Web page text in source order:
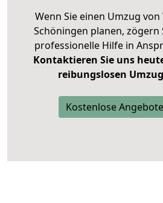
Wenn Sie einen Umzug
Schöningen planen, zögern
professionelle Hilfe in
Kontaktieren Sie uns
reibungslosen Umzug
Kostenlose